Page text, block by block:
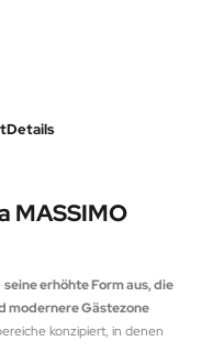
MASSIMO
seine erhöhte Form aus, die
modernere Gästezone
konzipiert, in denen